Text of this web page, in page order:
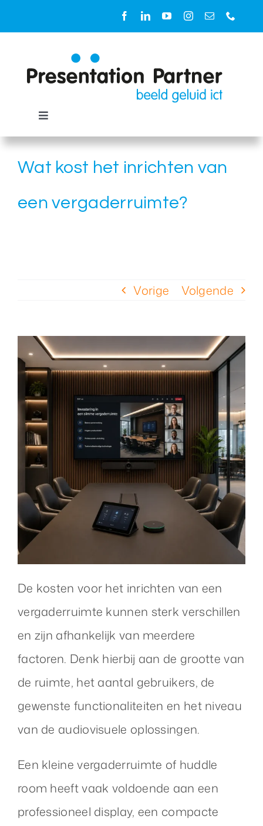
naar
Toggle
Oplossingen
Nieuws
Neem contact op
Wat kost het inrichten van
een vergaderruimte?
Vorige Volgende
De kosten voor het inrichten van een
vergaderruimte kunnen sterk verschillen
en zijn afhankelijk van meerdere
factoren. Denk hierbij aan de grootte van
de ruimte, het aantal gebruikers, de
gewenste functionaliteiten en het niveau
van de audiovisuele oplossingen.
Een kleine vergaderruimte of huddle
room heeft vaak voldoende aan een
professioneel display, een compacte